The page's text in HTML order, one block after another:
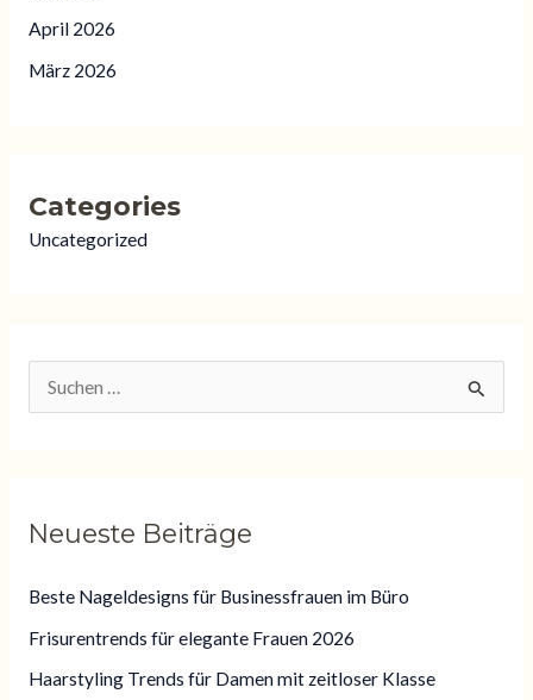
April 2026
März 2026
Categories
Uncategorized
e
a
c
Neueste Beiträge
Beste Nageldesigns für Businessfrauen im Büro
Frisurentrends für elegante Frauen 2026
Haarstyling Trends für Damen mit zeitloser Klasse